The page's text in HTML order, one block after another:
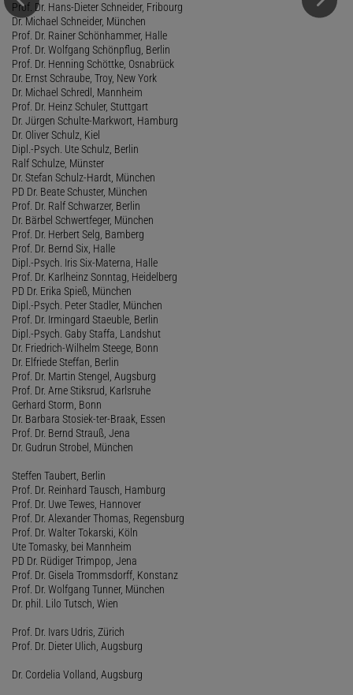
Prof. Dr. Hans-Dieter Schneider, Fribourg
Dr. Michael Schneider, München
Prof. Dr. Rainer Schönhammer, Halle
Prof. Dr. Wolfgang Schönpflug, Berlin
Prof. Dr. Henning Schöttke, Osnabrück
Dr. Ernst Schraube, Troy, New York
Dr. Michael Schredl, Mannheim
Prof. Dr. Heinz Schuler, Stuttgart
Dr. Jürgen Schulte-Markwort, Hamburg
Dr. Oliver Schulz, Kiel
Dipl.-Psych. Ute Schulz, Berlin
Ralf Schulze, Münster
Dr. Stefan Schulz-Hardt, München
PD Dr. Beate Schuster, München
Prof. Dr. Ralf Schwarzer, Berlin
Dr. Bärbel Schwertfeger, München
Prof. Dr. Herbert Selg, Bamberg
Prof. Dr. Bernd Six, Halle
Dipl.-Psych. Iris Six-Materna, Halle
Prof. Dr. Karlheinz Sonntag, Heidelberg
PD Dr. Erika Spieß, München
Dipl.-Psych. Peter Stadler, München
Prof. Dr. Irmingard Staeuble, Berlin
Dipl.-Psych. Gaby Staffa, Landshut
Dr. Friedrich-Wilhelm Steege, Bonn
Dr. Elfriede Steffan, Berlin
Prof. Dr. Martin Stengel, Augsburg
Prof. Dr. Arne Stiksrud, Karlsruhe
Gerhard Storm, Bonn
Dr. Barbara Stosiek-ter-Braak, Essen
Prof. Dr. Bernd Strauß, Jena
Dr. Gudrun Strobel, München
Steffen Taubert, Berlin
Prof. Dr. Reinhard Tausch, Hamburg
Prof. Dr. Uwe Tewes, Hannover
Prof. Dr. Alexander Thomas, Regensburg
Prof. Dr. Walter Tokarski, Köln
Ute Tomasky, bei Mannheim
PD Dr. Rüdiger Trimpop, Jena
Prof. Dr. Gisela Trommsdorff, Konstanz
Prof. Dr. Wolfgang Tunner, München
Dr. phil. Lilo Tutsch, Wien
Prof. Dr. Ivars Udris, Zürich
Prof. Dr. Dieter Ulich, Augsburg
Dr. Cordelia Volland, Augsburg